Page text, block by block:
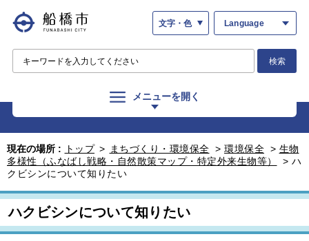
文字・色 Language
検索
メニューを開く
現在の場所 : トップ > まちづくり・環境保全 > 環境保全 > 生物
多様性（ふなばし戦略・自然散策マップ・特定外来生物等）
> ハ
クビシンについて知りたい
ハクビシンについて知りたい